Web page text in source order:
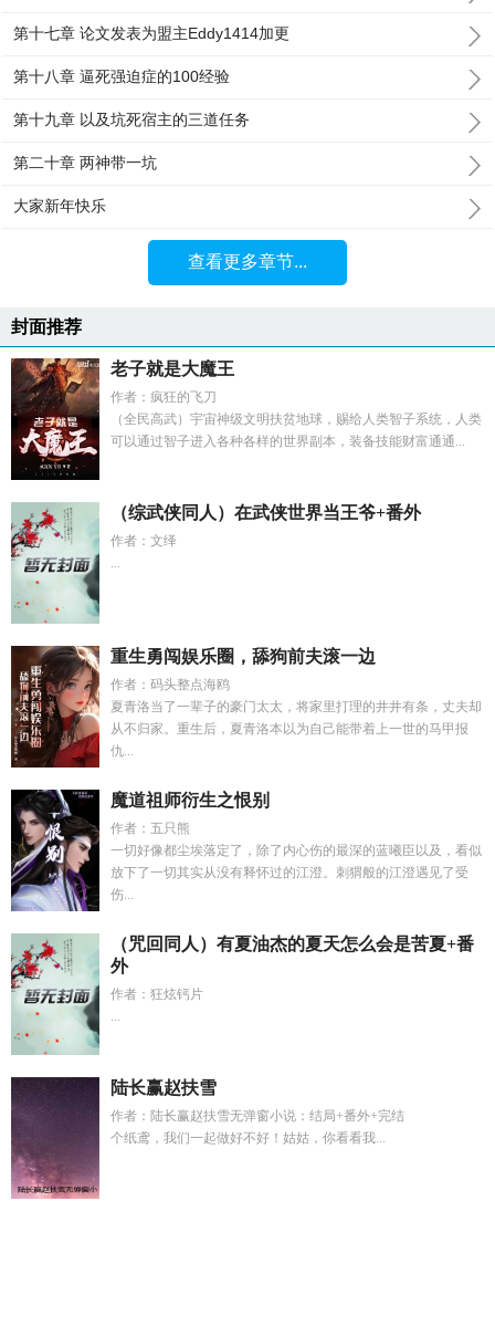
第十七章 论文发表为盟主Eddy1414加更
第十八章 逼死强迫症的100经验
第十九章 以及坑死宿主的三道任务
第二十章 两神带一坑
大家新年快乐
查看更多章节...
封面推荐
老子就是大魔王
作者：疯狂的飞刀
（全民高武）宇宙神级文明扶贫地球，赐给人类智子系统，人类
可以通过智子进入各种各样的世界副本，装备技能财富通通...
（综武侠同人）在武侠世界当王爷+番外
作者：文绎
...
重生勇闯娱乐圈，舔狗前夫滚一边
作者：码头整点海鸥
夏青洛当了一辈子的豪门太太，将家里打理的井井有条，丈夫却
从不归家。重生后，夏青洛本以为自己能带着上一世的马甲报
仇...
魔道祖师衍生之恨别
作者：五只熊
一切好像都尘埃落定了，除了内心伤的最深的蓝曦臣以及，看似
放下了一切其实从没有释怀过的江澄。刺猬般的江澄遇见了受
伤...
（咒回同人）有夏油杰的夏天怎么会是苦夏+番
外
作者：狂炫钙片
...
陆长赢赵扶雪
作者：陆长赢赵扶雪无弹窗小说：结局+番外+完结
个纸鸢，我们一起做好不好！姑姑，你看看我...